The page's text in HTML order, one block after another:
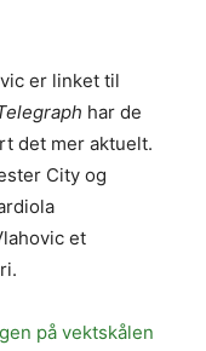
er linket til
har de
det mer aktuelt.
City og
et
på vektskålen